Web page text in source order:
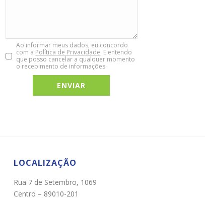
Ao informar meus dados, eu concordo
com a Política de Privacidade. E entendo
que posso cancelar a qualquer momento
o recebimento de informações.
LOCALIZAÇÃO
Rua 7 de Setembro, 1069
Centro – 89010-201
Chat WhatsApp
Por favor, preencha os campos abaixo para
conversar e teremos todo o prazer em